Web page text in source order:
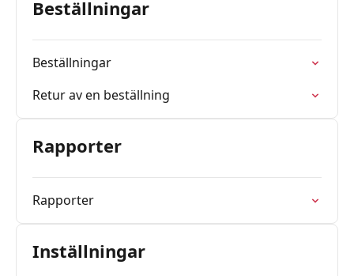
Beställningar
Beställningar
Retur av en beställning
Rapporter
Rapporter
Inställningar